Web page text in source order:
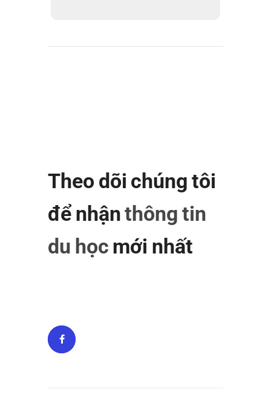
Theo dõi chúng tôi
để nhậnthông tin
du học mới nhất